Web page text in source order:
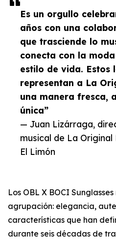
Es un orgullo
años con una
que trasciende lo
conecta con la
estilo de vida. Estos
representan a La
una manera fresca,
única”
— Juan Lizárraga,
musical de La Original
El Limón
Los OBL X BOCI
agrupación: elegancia,
características que han
durante seis décadas de